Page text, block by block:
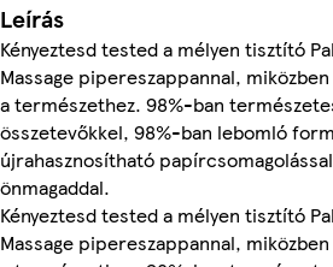
Leírás
Kényeztesd tested a mélyen tisztító
Massage pipereszappannal,
a természethez. 98%-ban
összetevőkkel, 98%-ban lebomló
újrahasznosítható
önmagaddal.
Kényeztesd tested a mélyen tisztító
Massage pipereszappannal,